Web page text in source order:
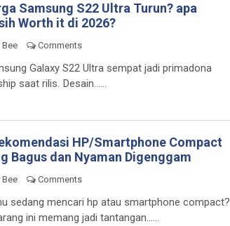
Samsung S22 Ultra Turun? apa
Worth it di 2026?
Bee Comments
Galaxy S22 Ultra sempat jadi primadona
saat rilis. Desain......
HP/Smartphone Compact
Bagus dan Nyaman Digenggam
Bee Comments
sedang mencari hp atau smartphone compact?
ini memang jadi tantangan......